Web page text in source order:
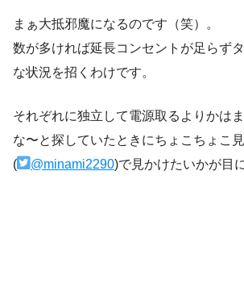
まぁ大抵邪魔になるのです（笑）。
数が多ければ延長コンセントが足らず
な状況を招くわけです。
それぞれに独立して電源取るよりかは
な〜と探していたときにちょこちょこ
(
@minami2290)で見かけたいかが目